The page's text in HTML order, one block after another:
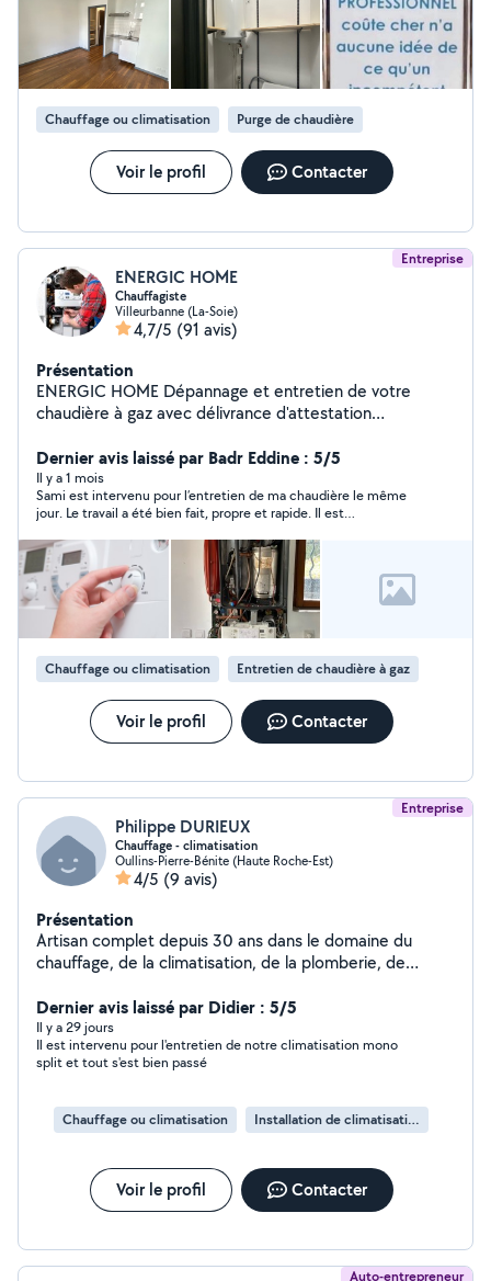
Chauffage ou climatisation Purge de chaudière
Voir le profil Contacter
Entreprise
ENERGIC HOME
Chauffagiste
Villeurbanne (La-Soie)
4,7/5 (91 avis)
Présentation
ENERGIC HOME Dépannage et entretien de votre
chaudière à gaz avec délivrance d'attestation
Désembouage de votre installation de chauffage
radiateurs et plancher chauffant. Divers travaux de
plomberie. Contrat d'entretien annuel de votre
chaudière. Devis gratuit pour remplacement de
chaudière gaz et chauffe eau. Des techniciens
expérimentés et certifiés! Intervention rapide 7/7
Dernier avis laissé par Badr Eddine : 5/5
Il y a 1 mois
Sami est intervenu pour l’entretien de ma chaudière le même
jour. Le travail a été bien fait, propre et rapide. Il est
Chauffage ou climatisation Entretien de chaudière à gaz
Voir le profil Contacter
Entreprise
Philippe DURIEUX
Chauffage - climatisation
Oullins-Pierre-Bénite (Haute Roche-Est)
4/5 (9 avis)
Présentation
Artisan complet depuis 30 ans dans le domaine du
chauffage, de la climatisation, de la plomberie, de
Dernier avis laissé par Didier : 5/5
Il y a 29 jours
Il est intervenu pour l'entretien de notre climatisation mono
split et tout s'est bien passé
Chauffage ou climatisation Installation de climatisation
Voir le profil Contacter
Auto-entrepreneur